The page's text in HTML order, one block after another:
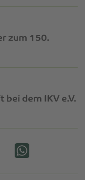
zum 150.
dem IKV e.V.